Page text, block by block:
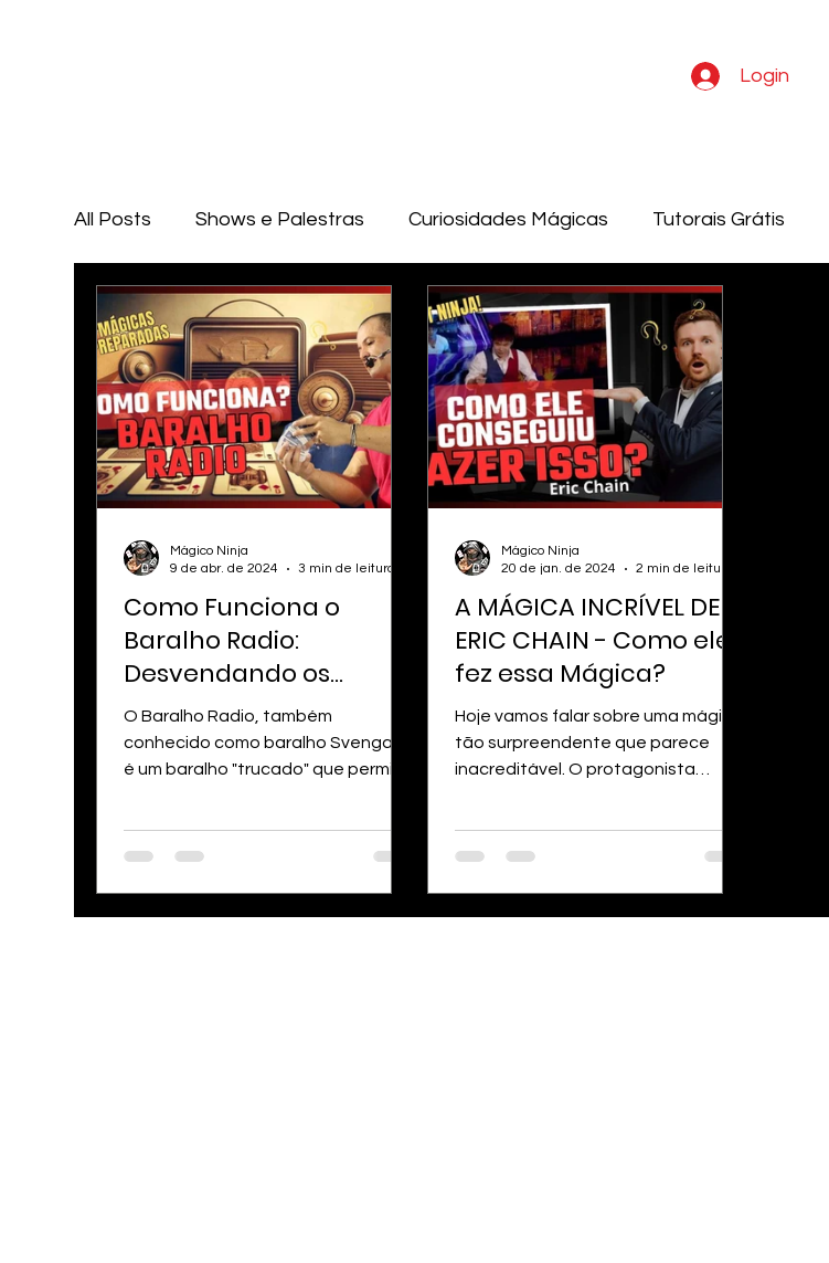
Login
All Posts Shows e Palestras Curiosidades Mágicas Tutorais Grátis
Como Funciona o
Baralho Radio:
Desvendando os
Segredos da Mágica!
O Baralho Radio, também
conhecido como baralho Svengali,
é um baralho "trucado" que permite
Mágico Ninja
9 de abr. de 2024
3 min de leitura
A MÁGICA INCRÍVEL DE
ERIC CHAIN - Como ele
fez essa Mágica?
Hoje vamos falar sobre uma mágica
tão surpreendente que parece
inacreditável. O protagonista
Mágico Ninja
20 de jan. de 2024
2 min de leitura